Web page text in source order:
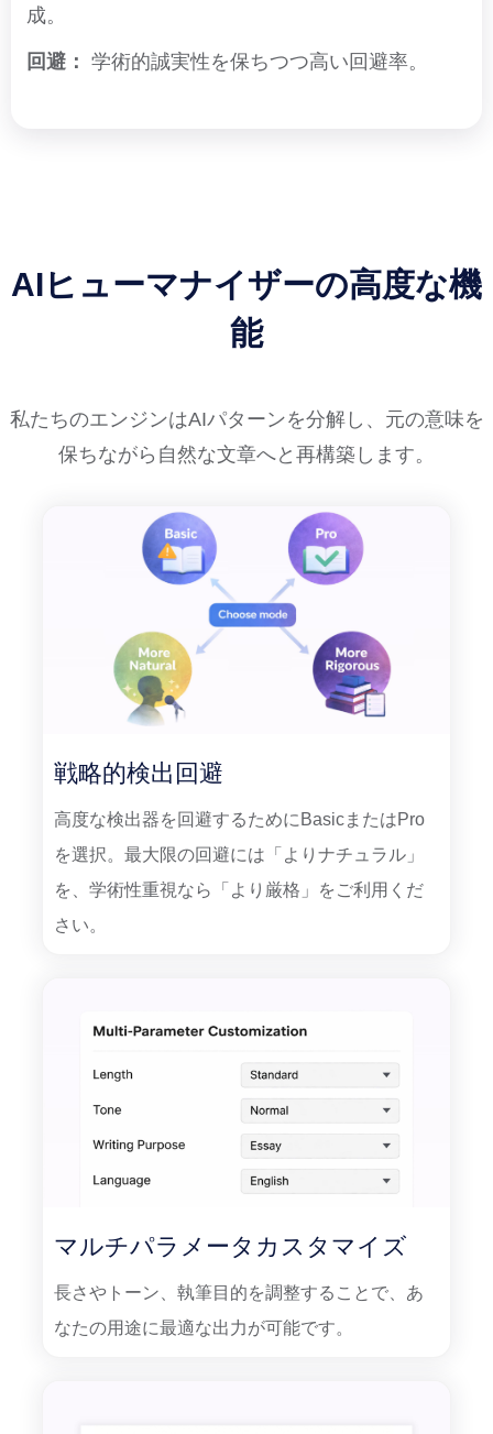
成。
回避： 学術的誠実性を保ちつつ高い回避率。
AIヒューマナイザーの高度な機
能
私たちのエンジンはAIパターンを分解し、元の意味を
保ちながら自然な文章へと再構築します。
戦略的検出回避
高度な検出器を回避するためにBasicまたはPro
を選択。最大限の回避には「よりナチュラル」
を、学術性重視なら「より厳格」をご利用くだ
さい。
マルチパラメータカスタマイズ
長さやトーン、執筆目的を調整することで、あ
なたの用途に最適な出力が可能です。